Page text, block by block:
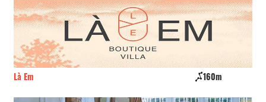
Là Em 160m